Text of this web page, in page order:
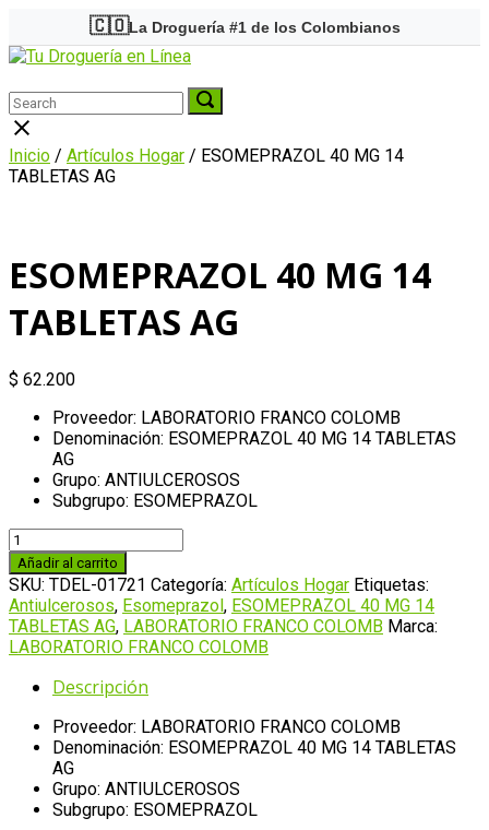
content
🇨🇴La Droguería #1 de los Colombianos
Home
Menu
Search
for:
Search
for:
Search
Close
search
bar
Inicio / Artículos Hogar / ESOMEPRAZOL 40 MG 14
TABLETAS AG
ESOMEPRAZOL 40 MG 14
TABLETAS AG
$ 62.200
Proveedor: LABORATORIO FRANCO COLOMB
Denominación: ESOMEPRAZOL 40 MG 14 TABLETAS
AG
Grupo: ANTIULCEROSOS
Subgrupo: ESOMEPRAZOL
ESOMEPRAZOL
40
MG
14
TABLETAS
AG
cantidad
Añadir al carrito
SKU: TDEL-01721 Categoría: Artículos Hogar Etiquetas:
Antiulcerosos, Esomeprazol, ESOMEPRAZOL 40 MG 14
TABLETAS AG, LABORATORIO FRANCO COLOMB Marca:
LABORATORIO FRANCO COLOMB
Descripción
Proveedor: LABORATORIO FRANCO COLOMB
Denominación: ESOMEPRAZOL 40 MG 14 TABLETAS
AG
Grupo: ANTIULCEROSOS
Subgrupo: ESOMEPRAZOL